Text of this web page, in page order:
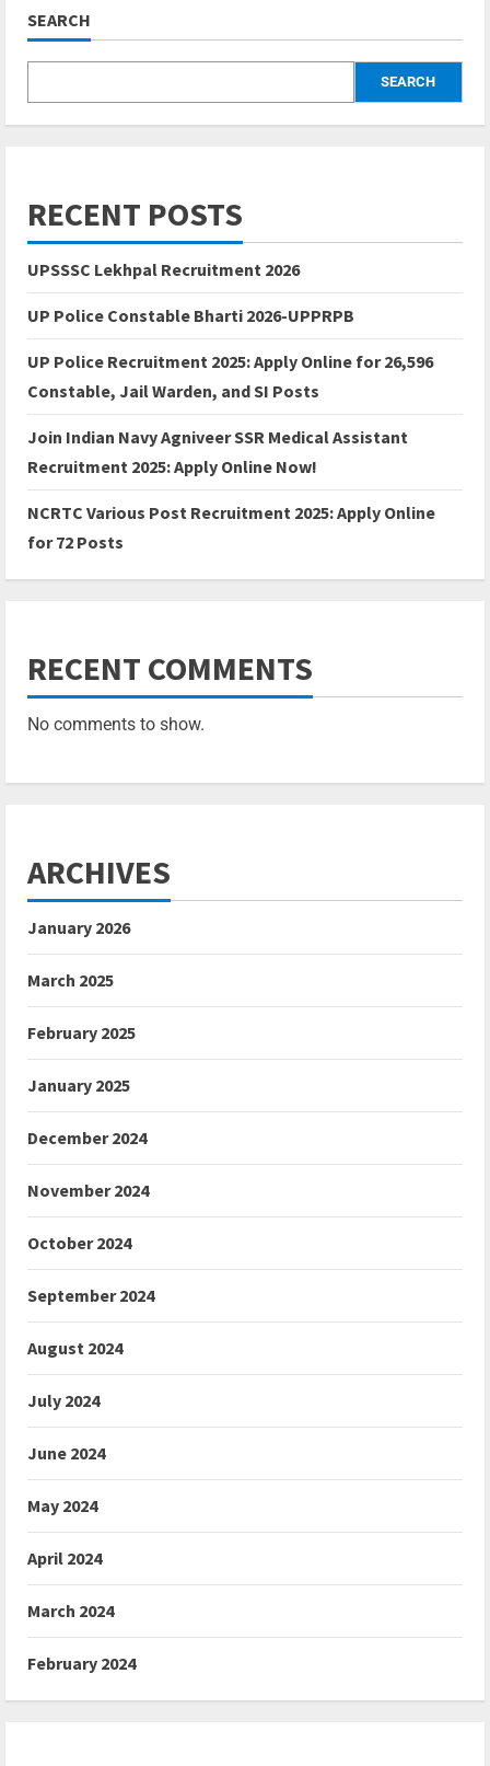
SEARCH
SEARCH
RECENT POSTS
UPSSSC Lekhpal Recruitment 2026
UP Police Constable Bharti 2026-UPPRPB
UP Police Recruitment 2025: Apply Online for 26,596
Constable, Jail Warden, and SI Posts
Join Indian Navy Agniveer SSR Medical Assistant
Recruitment 2025: Apply Online Now!
NCRTC Various Post Recruitment 2025: Apply Online
for 72 Posts
RECENT COMMENTS
No comments to show.
ARCHIVES
January 2026
March 2025
February 2025
January 2025
December 2024
November 2024
October 2024
September 2024
August 2024
July 2024
June 2024
May 2024
April 2024
March 2024
February 2024